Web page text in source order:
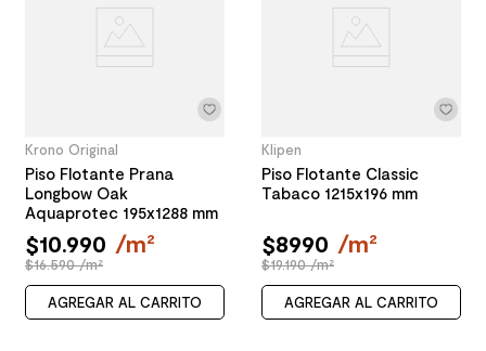
Krono Original
Piso Flotante Prana
Longbow Oak
Aquaprotec 195x1288 mm
$10.990 /m²
$16.590 /m²
AGREGAR AL CARRITO
Klipen
Piso Flotante Classic
Tabaco 1215x196 mm
$8990 /m²
$19.190 /m²
AGREGAR AL CARRITO